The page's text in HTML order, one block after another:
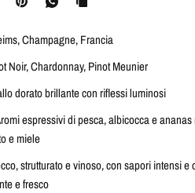
Champagne, Francia
Noir, Chardonnay, Pinot Meunier
dorato brillante con riflessi luminosi
espressivi di pesca, albicocca e
e miele
strutturato e vinoso, con sapori intensi
e fresco